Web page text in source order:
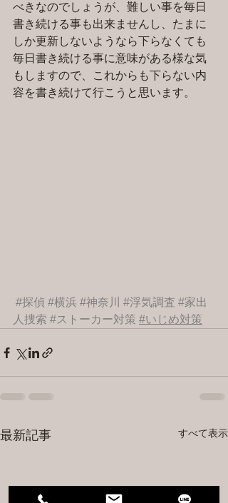
べきなのでしょうが、難しい事を毎日
書き続ける事も出来ませんし、たまに
しか更新しないようなら下らなくても
毎日書き続ける事に意味がある様な気
もしますので、これからも下らない内
容を書き続けて行こうと思います。
#探偵 #横浜 #神奈川 #浮気調査 #家出
人捜索 #ストーカー対策 #いじめ対策
最新記事 すべて表示